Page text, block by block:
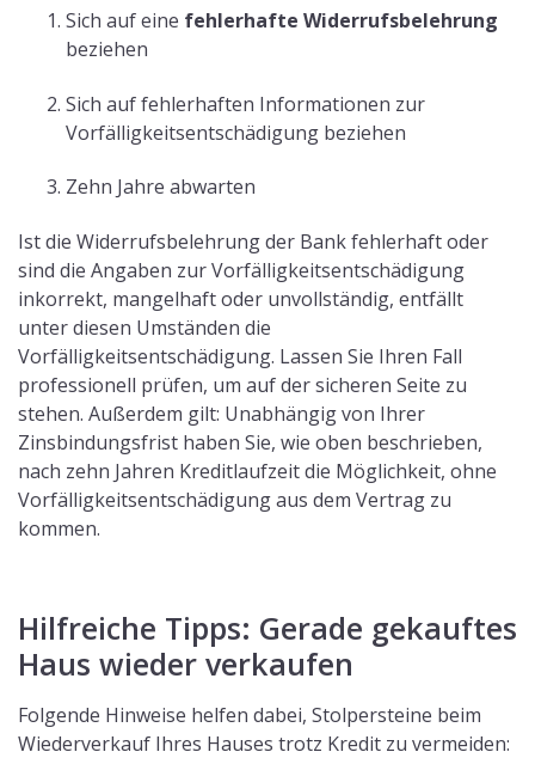
Sich auf eine fehlerhafte Widerrufsbelehrung
beziehen
Sich auf fehlerhaften Informationen zur
Vorfälligkeitsentschädigung beziehen
Zehn Jahre abwarten
Ist die Widerrufsbelehrung der Bank fehlerhaft oder
sind die Angaben zur Vorfälligkeitsentschädigung
inkorrekt, mangelhaft oder unvollständig, entfällt
unter diesen Umständen die
Vorfälligkeitsentschädigung. Lassen Sie Ihren Fall
professionell prüfen, um auf der sicheren Seite zu
stehen. Außerdem gilt: Unabhängig von Ihrer
Zinsbindungsfrist haben Sie, wie oben beschrieben,
nach zehn Jahren Kreditlaufzeit die Möglichkeit, ohne
Vorfälligkeitsentschädigung aus dem Vertrag zu
kommen.
Hilfreiche Tipps: Gerade gekauftes
Haus wieder verkaufen
Folgende Hinweise helfen dabei, Stolpersteine beim
Wiederverkauf Ihres Hauses trotz Kredit zu vermeiden: